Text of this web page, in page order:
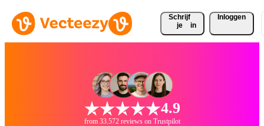
Schrijf
je
in
Inloggen
4.9
from 33.572 reviews on Trustpilot